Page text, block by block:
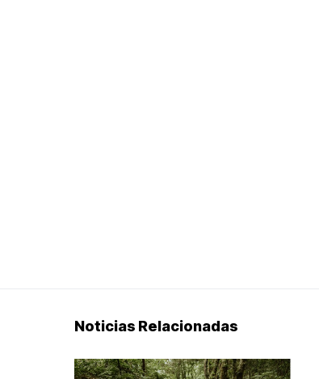
Noticias Relacionadas